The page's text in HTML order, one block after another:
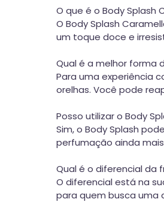
O que é o Body Splash
O Body Splash
um toque doce e
Qual é a melhor forma
Para uma experiência
orelhas. Você pode
Posso utilizar o Body
Sim, o Body Splash
perfumação ainda
Qual é o diferencial da
O diferencial está na
para quem busca uma